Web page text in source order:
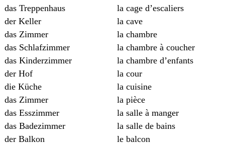
das Treppenhaus
la cage d’escaliers
der Keller
la cave
das Zimmer
la chambre
das Schlafzimmer
la chambre à coucher
das Kinderzimmer
la chambre d’enfants
der Hof
la cour
die Küche
la cuisine
das Zimmer
la pièce
das Esszimmer
la salle à manger
das Badezimmer
la salle de bains
der Balkon
le balcon